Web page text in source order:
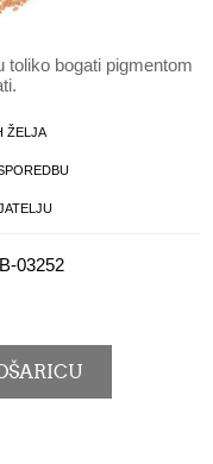
bogati pigmentom
03252